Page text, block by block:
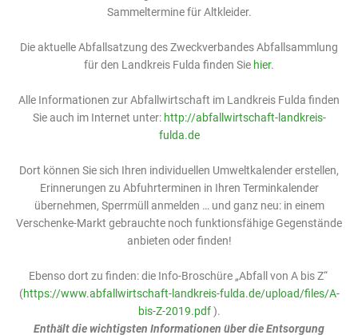
Sammeltermine für Altkleider.
Die aktuelle Abfallsatzung des Zweckverbandes Abfallsammlung
für den Landkreis Fulda finden Sie hier.
Alle Informationen zur Abfallwirtschaft im Landkreis Fulda finden
Sie auch im Internet unter: http://abfallwirtschaft-landkreis-
fulda.de
Dort können Sie sich Ihren individuellen Umweltkalender erstellen,
Erinnerungen zu Abfuhrterminen in Ihren Terminkalender
übernehmen, Sperrmüll anmelden … und ganz neu: in einem
Verschenke-Markt gebrauchte noch funktionsfähige Gegenstände
anbieten oder finden!
Ebenso dort zu finden: die Info-Broschüre „Abfall von A bis Z“
(https://www.abfallwirtschaft-landkreis-fulda.de/upload/files/A-
bis-Z-2019.pdf).
Enthält die wichtigsten Informationen über die Entsorgung